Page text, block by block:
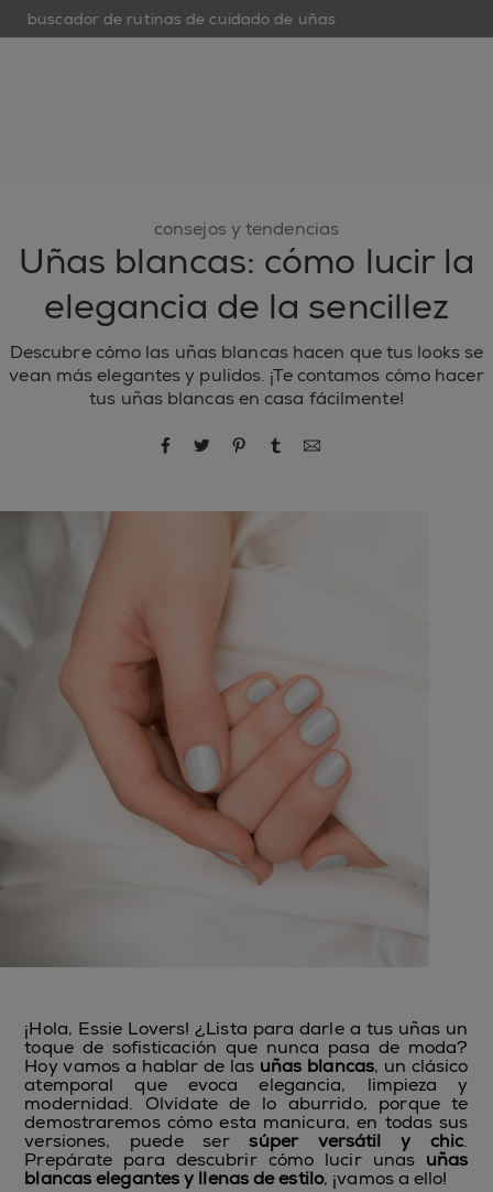
buscador de rutinas de cuidado de uñas
consejos y tendencias
Uñas blancas: cómo lucir la
elegancia de la sencillez
Descubre cómo las uñas blancas hacen que tus looks se
vean más elegantes y pulidos. ¡Te contamos cómo hacer
tus uñas blancas en casa fácilmente!
compartir por Facebook
compartir por Twitter
compartir por Pinterest
compartir por Tumblr
compartir por
¡Hola, Essie Lovers! ¿Lista para darle a tus uñas un
toque de sofisticación que nunca pasa de moda?
Hoy vamos a hablar de las uñas blancas, un clásico
atemporal que evoca elegancia, limpieza y
modernidad. Olvídate de lo aburrido, porque te
demostraremos cómo esta manicura, en todas sus
versiones, puede sersúper versátil y chic.
Prepárate para descubrir cómo lucir unas uñas
blancas elegantes y llenas de estilo, ¡vamos a ello!